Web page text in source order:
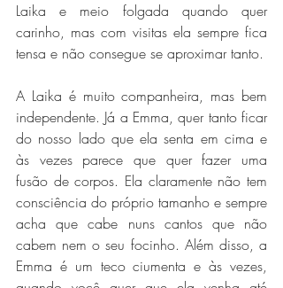
Laika e meio folgada quando quer
carinho, mas com visitas ela sempre fica
tensa e não consegue se aproximar tanto.
A Laika é muito companheira, mas bem
independente. Já a Emma, quer tanto ficar
do nosso lado que ela senta em cima e
às vezes parece que quer fazer uma
fusão de corpos. Ela claramente não tem
consciência do próprio tamanho e sempre
acha que cabe nuns cantos que não
cabem nem o seu focinho. Além disso, a
Emma é um teco ciumenta e às vezes,